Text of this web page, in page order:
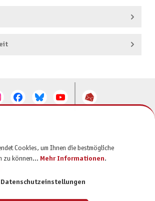
Cookies, um Ihnen die bestmögliche
zu können... Mehr Informationen.
Datenschutzeinstellungen